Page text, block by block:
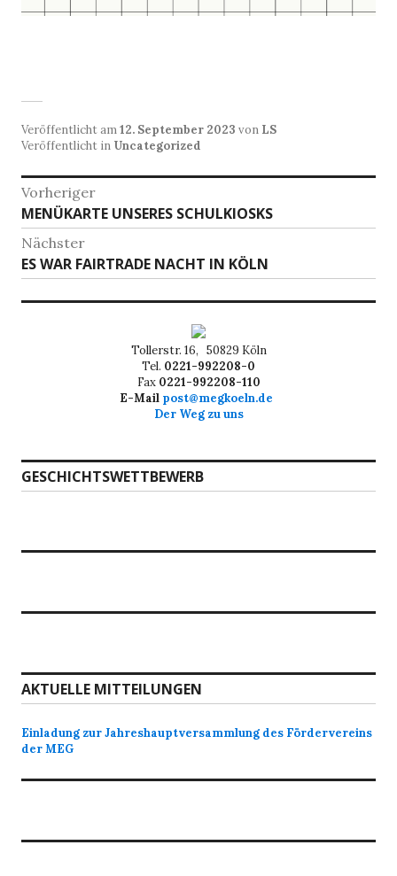
Veröffentlicht am12. September 2023 von LS
Veröffentlicht in Uncategorized
Beitragsnavigation
Vorheriger
Vorheriger
Beitrag:
MENÜKARTE UNSERES SCHULKIOSKS
Nächster
Nächster
Beitrag:
ES WAR FAIRTRADE NACHT IN KÖLN
Tollerstr. 16, 50829 Köln
Tel. 0221-992208-0
Fax 0221-992208-110
E-Mail post@megkoeln.de
Der Weg zu uns
GESCHICHTSWETTBEWERB
AKTUELLE MITTEILUNGEN
Einladung zur Jahreshauptversammlung des Fördervereins
der MEG